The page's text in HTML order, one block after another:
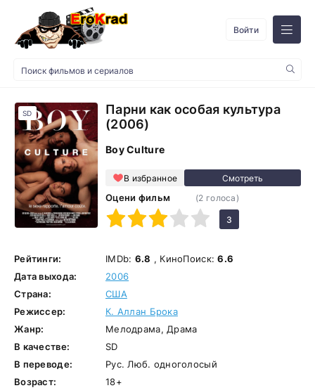
Войти
Парни как особая культура
(2006)
Boy Culture
В избранное
SD
Оцени фильм
1
2 3 5
(2 голоса)
3
Рейтинги: IMDb: 6.8 , КиноПоиск:6.6
Дата выхода:
2006
Страна:
США
Режиссер:
К. Аллан Брока
Жанр:
Мелодрама, Драма
В качестве:
SD
В переводе:
Рус. Люб. одноголосый
Возраст:
18+